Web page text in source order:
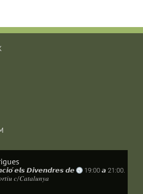
𝙚𝙡𝙨 𝘿𝙞𝙫𝙚𝙣𝙙𝙧𝙚𝙨 𝙙𝙚
19:00 𝙖 21:00.
𝑐/𝐶𝑎𝑡𝑎𝑙𝑢𝑛𝑦𝑎